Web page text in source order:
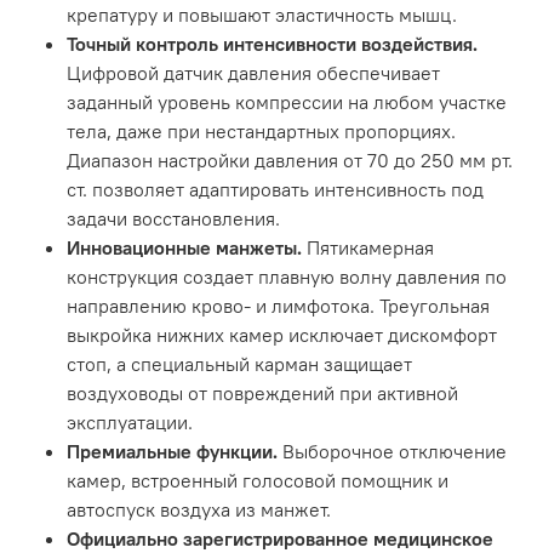
крепатуру и повышают эластичность мышц.
Точный контроль интенсивности воздействия.
Цифровой датчик давления обеспечивает
заданный уровень компрессии на любом участке
тела, даже при нестандартных пропорциях.
Диапазон настройки давления от 70 до 250 мм рт.
ст. позволяет адаптировать интенсивность под
задачи восстановления.
Инновационные манжеты. Пятикамерная
конструкция создает плавную волну давления по
направлению крово- и лимфотока. Треугольная
выкройка нижних камер исключает дискомфорт
стоп, а специальный карман защищает
воздуховоды от повреждений при активной
эксплуатации.
Премиальные функции. Выборочное отключение
камер, встроенный голосовой помощник и
автоспуск воздуха из манжет.
Официально зарегистрированное медицинское